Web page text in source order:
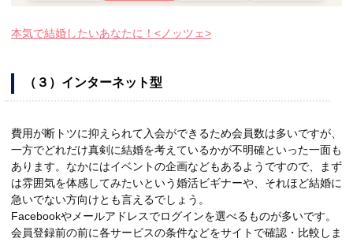
本気で結婚したいあなたに！<ノッツェ>
（３）インターネット型
費用が断トツに抑えられて入会ができるため会員数は多いですが、
一方でどれだけ真剣に結婚を考えているかが不明確といった一面も
あります。なかにはイベントの企画などもあるようですので、まず
は雰囲気を体感してみたいという婚活ビギナーや、それほど結婚に
急いでない方向けとも言えるでしょう。
Facebookやメールアドレスでログインを選べるものが多いです。
会員登録前の前に各サービスの条件などをサイトで確認・比較しま